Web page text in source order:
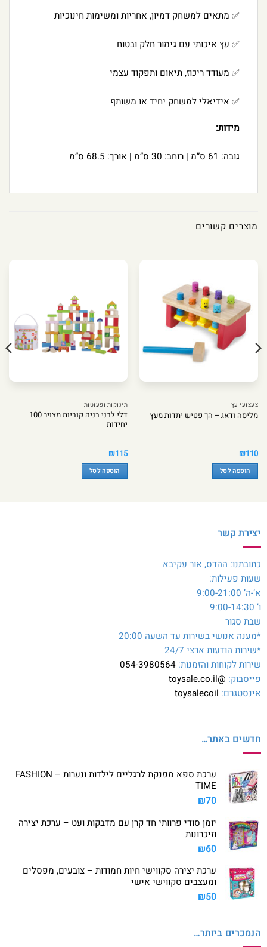
✅ מתאים למשחק דמיון, אחריות ומשימות חינוכיות
✅ עץ איכותי עם גימור חלק ובטוח
✅ מעודד ריכוז, תיאום ותפקוד עצמי
✅ אידיאלי למשחק יחיד או משותף
מידות:
גובה: 61 ס”מ | רוחב: 30 ס”מ | אורך: 68.5 ס”מ
מוצרים קשורים
צעצועי עץ
מליסה ודאג – הך פטיש יתדות מעץ
₪110
הוספה לסל
תינוקות ופעוטות
דלי לבני בניה קוביות מצויר 100
יחידות
₪115
הוספה לסל
יצירת קשר
כתובתנו: ההדס, אור עקיבא
שעות פעילות:
א’-ה’ 9:00-21:00
ו’ 9:00-14:30
שבת סגור
*מענה אנושי בשירות עד השעה 20:00
*שירות הודעות ארצי 24/7
שירות לקוחות והזמנות: 054-3980564
פייסבוק: @toysale.co.il
אינסטגרם: toysalecoil
חדשים באתר…
ערכת ספא מפנקת לרגליים לילדות ונערות – FASHION
TIME
₪70
יומן סודי פרוותי חד קרן עם מדבקות ועט – ערכת יצירה
וזיכרונות
₪60
ערכת יצירה סקווישי חיות חמודות – צובעים, מפסלים
ומעצבים סקווישי אישי
₪50
הנמכרים ביותר…